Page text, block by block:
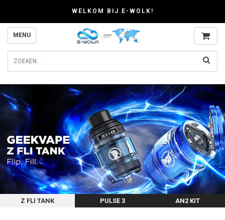
WELKOM BIJ E-WOLK!
MENU
Z FLI TANK PULSE 3 AN2 KIT